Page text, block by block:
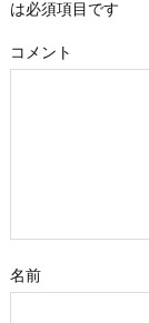
は必須項目です
コメント
名前